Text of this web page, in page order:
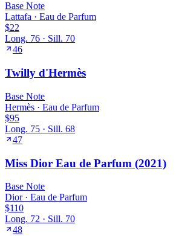
Base Note
Lattafa · Eau de Parfum
$22
Long. 76 · Sill. 70
46
Twilly d'Hermès
Base Note
Hermès · Eau de Parfum
$95
Long. 75 · Sill. 68
47
Miss Dior Eau de Parfum (2021)
Base Note
Dior· Eau de Parfum
$110
Long. 72 · Sill. 70
48